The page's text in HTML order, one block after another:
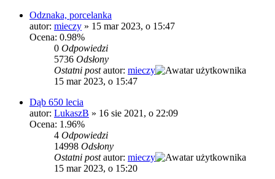
Odznaka, porcelanka
autor: mieczy » 15 mar 2023, o 15:47
Ocena: 0.98%
0 Odpowiedzi
5736 Odsłony
Ostatni postautor: mieczy
15 mar 2023, o 15:47
Dąb 650 lecia
autor: LukaszB » 16 sie 2021, o 22:09
Ocena: 1.96%
4 Odpowiedzi
14998 Odsłony
Ostatni postautor: mieczy
15 mar 2023, o 15:20